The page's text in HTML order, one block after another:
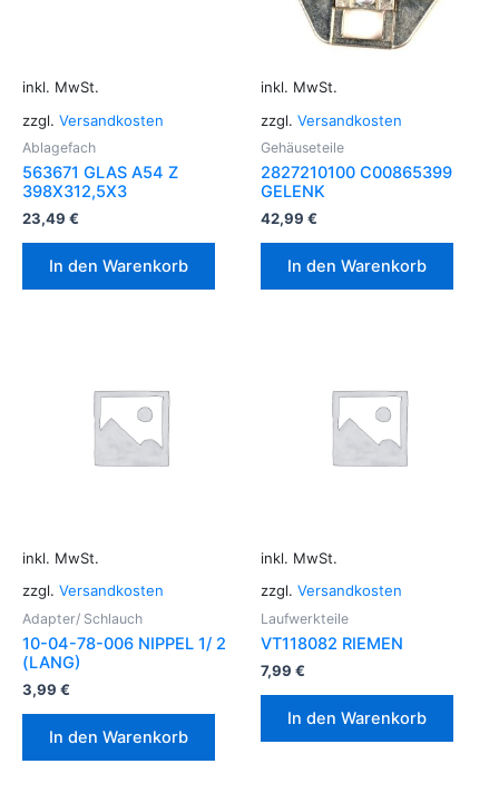
inkl. MwSt.
zzgl. Versandkosten
Ablagefach
563671 GLAS A54 Z
398X312,5X3
23,49 €
In den Warenkorb
inkl. MwSt.
zzgl. Versandkosten
Gehäuseteile
2827210100 C00865399
GELENK
42,99 €
In den Warenkorb
inkl. MwSt.
zzgl. Versandkosten
Adapter/ Schlauch
10-04-78-006 NIPPEL 1/ 2
(LANG)
3,99 €
In den Warenkorb
inkl. MwSt.
zzgl. Versandkosten
Laufwerkteile
VT118082 RIEMEN
7,99 €
In den Warenkorb